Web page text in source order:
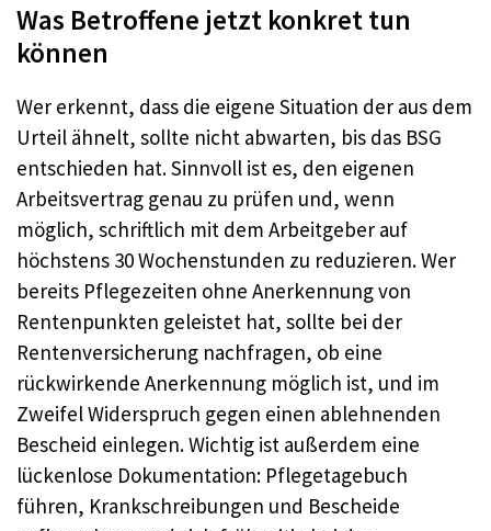
Was Betroffene jetzt konkret tun
können
Wer erkennt, dass die eigene Situation der aus dem
Urteil ähnelt, sollte nicht abwarten, bis das BSG
entschieden hat. Sinnvoll ist es, den eigenen
Arbeitsvertrag genau zu prüfen und, wenn
möglich, schriftlich mit dem Arbeitgeber auf
höchstens 30 Wochenstunden zu reduzieren. Wer
bereits Pflegezeiten ohne Anerkennung von
Rentenpunkten geleistet hat, sollte bei der
Rentenversicherung nachfragen, ob eine
rückwirkende Anerkennung möglich ist, und im
Zweifel Widerspruch gegen einen ablehnenden
Bescheid einlegen. Wichtig ist außerdem eine
lückenlose Dokumentation: Pflegetagebuch
führen, Krankschreibungen und Bescheide